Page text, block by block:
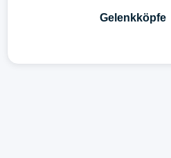
Gelenkköpfe
Mehr erfahren →